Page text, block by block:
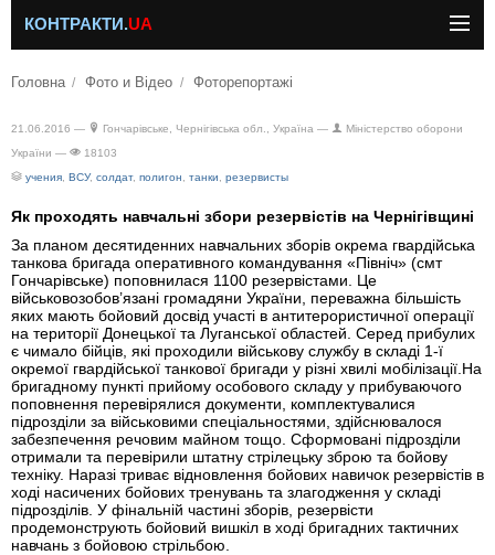
КОНТРАКТИ.UA
Головна Фото и Відео Фоторепортажі
21.06.2016 — Гончарівське, Чернігівська обл., Україна —
Міністерство оборони
України —
18103
учения ВСУ, солдат, полигон танки резервисты
Як проходять навчальні збори резервістів на Чернігівщині
За планом десятиденних навчальних зборів окрема гвардійська
танкова бригада оперативного командування «Північ» (смт
Гончарівське) поповнилася 1100 резервістами. Це
військовозобов’язані громадяни України, переважна більшість
яких мають бойовий досвід участі в антитерористичної операції
на території Донецької та Луганської областей. Серед прибулих
є чимало бійців, які проходили військову службу в складі 1-ї
окремої гвардійської танкової бригади у різні хвилі мобілізації.На
бригадному пункті прийому особового складу у прибуваючого
поповнення перевірялися документи, комплектувалися
підрозділи за військовими спеціальностями, здійснювалося
забезпечення речовим майном тощо. Сформовані підрозділи
отримали та перевірили штатну стрілецьку зброю та бойову
техніку. Наразі триває відновлення бойових навичок резервістів в
ході насичених бойових тренувань та злагодження у складі
підрозділів. У фінальній частині зборів, резервісти
продемонструють бойовий вишкіл в ході бригадних тактичних
навчань з бойовою стрільбою.